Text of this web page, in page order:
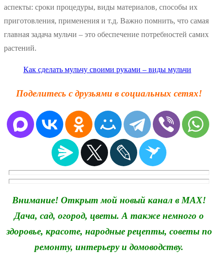
аспекты: сроки процедуры, виды материалов, способы их
приготовления, применения и т.д. Важно помнить, что самая
главная задача мульчи – это обеспечение потребностей самих
растений.
Как сделать мульчу своими руками – виды мульчи
Поделитесь с друзьями в социальных сетях!
Внимание! Открыт мой новый канал в MAX!
Дача, сад, огород, цветы. А также немного о
здоровье, красоте, народные рецепты, советы по
ремонту, интерьеру и домоводству.